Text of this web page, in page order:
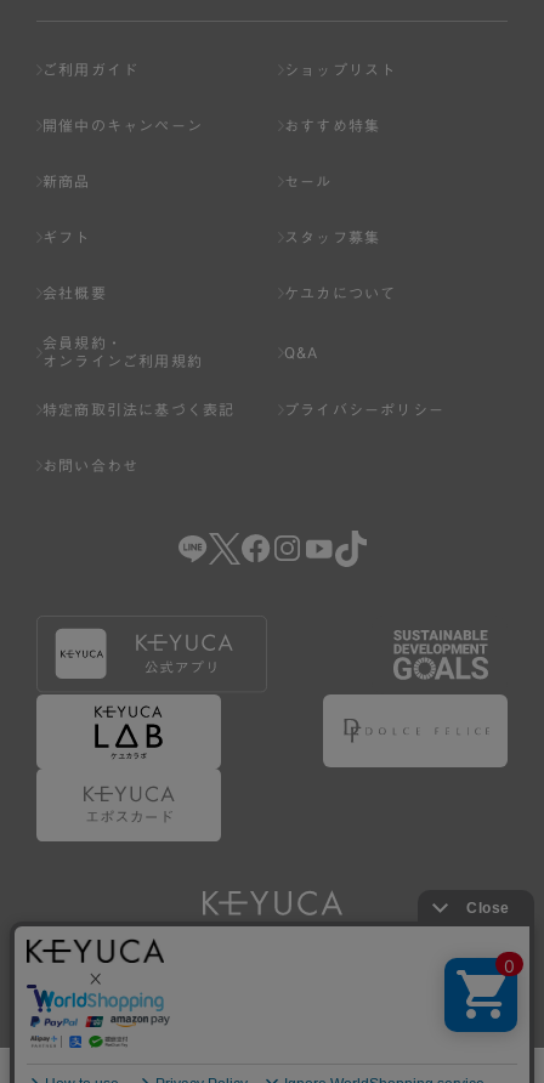
ご利用ガイド ショップリスト
開催中のキャンペーン おすすめ特集
新商品 セール
ギフト スタッフ募集
会社概要 ケユカについて
会員規約・
オンラインご利用規約
Q&A
特定商取引法に基づく表記 プライバシーポリシー
お問い合わせ
Copyright © KAWAJUN Co., Ltd. All Rights Reserved.